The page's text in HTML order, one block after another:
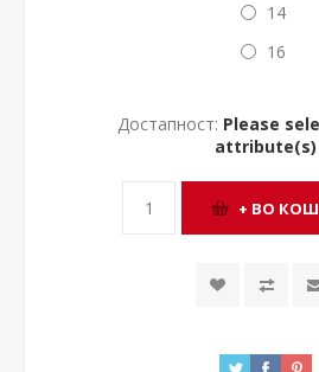
14
16
Достапност: Please
attribute(s)